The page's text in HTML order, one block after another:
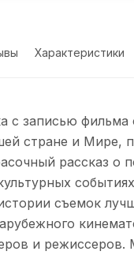
Характеристики
с записью фильма
стране и Мире,
рассказ о
съемок
и